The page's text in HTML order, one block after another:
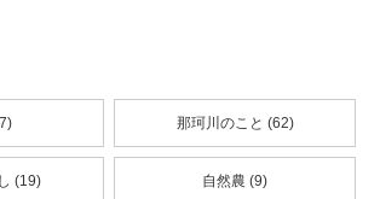
那珂川のこと (62)
(19) 自然農 (9)